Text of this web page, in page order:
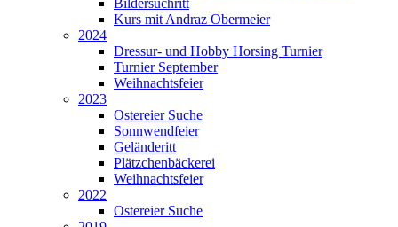
Bildersuchritt
Kurs mit Andraz Obermeier
2024
Dressur- und Hobby Horsing Turnier
Turnier September
Weihnachtsfeier
2023
Ostereier Suche
Sonnwendfeier
Geländeritt
Plätzchenbäckerei
Weihnachtsfeier
2022
Ostereier Suche